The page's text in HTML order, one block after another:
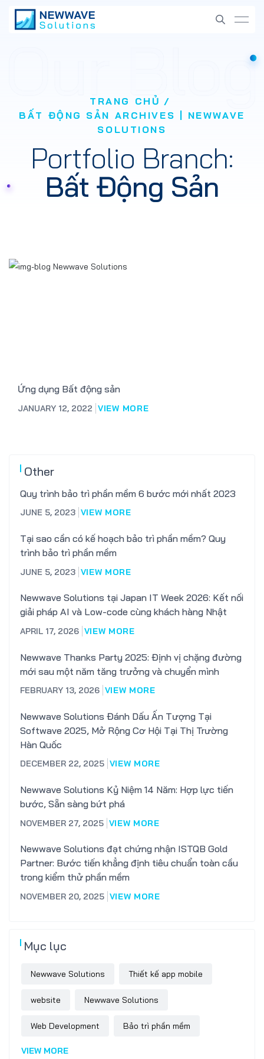
TRANG CHỦ
BẤT ĐỘNG SẢN ARCHIVES | NEWWAVE
SOLUTIONS
Portfolio Branch:
Bất Động Sản
Ứng dụng Bất động sản
JANUARY 12, 2022 VIEW MORE
Other
Quy trình bảo trì phần mềm 6 bước mới nhất 2023
JUNE 5, 2023 VIEW MORE
Tại sao cần có kế hoạch bảo trì phần mềm? Quy
trình bảo trì phần mềm
JUNE 5, 2023 VIEW MORE
Newwave Solutions tại Japan IT Week 2026: Kết nối
giải pháp AI và Low-code cùng khách hàng Nhật
APRIL 17, 2026 VIEW MORE
Newwave Thanks Party 2025: Định vị chặng đường
mới sau một năm tăng trưởng và chuyển mình
FEBRUARY 13, 2026 VIEW MORE
Newwave Solutions Đánh Dấu Ấn Tượng Tại
Softwave 2025, Mở Rộng Cơ Hội Tại Thị Trường
Hàn Quốc
DECEMBER 22, 2025 VIEW MORE
Newwave Solutions Kỷ Niệm 14 Năm: Hợp lực tiến
bước, Sẵn sàng bứt phá
NOVEMBER 27, 2025 VIEW MORE
Newwave Solutions đạt chứng nhận ISTQB Gold
Partner: Bước tiến khẳng định tiêu chuẩn toàn cầu
trong kiểm thử phần mềm
NOVEMBER 20, 2025 VIEW MORE
Mục lục
Newwave Solutions Thiết kế app mobile
website Newwave Solutions
Web Development Bảo trì phần mềm
Software Outsourcing
VIEW MORE